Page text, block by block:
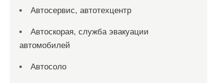
Автосервис, автотехцентр
Автоскорая, служба эвакуации
автомобилей
Автосоло